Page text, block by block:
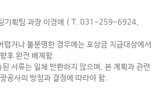
기획팀 과장 이경애 ( T. 031-259-6924,
렵거나 불분명한 경우에는 포상금 지급대상에서
후 완전 배제함.
서류는 일체 반환하지 않으며, 본 계획과 관련
공사의 방침과 결정에 따라야 함.